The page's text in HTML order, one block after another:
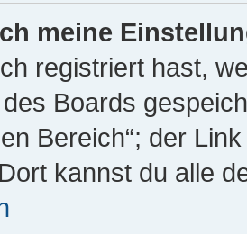
meine
registriert hast,
Boards
Bereich“; der
kannst du alle